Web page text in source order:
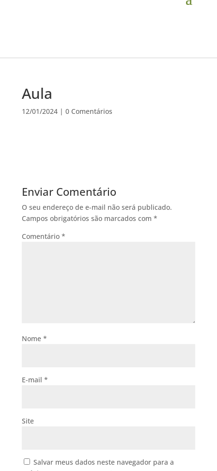
Aula
12/01/2024| 0 Comentários
Enviar Comentário
O seu endereço de e-mail não será publicado.
Campos obrigatórios são marcados com *
Comentário *
Nome *
E-mail *
Site
Salvar meus dados neste navegador para a